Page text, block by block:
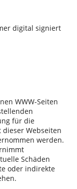
digital signiert
WWW-Seiten
für die
Webseiten
werden.
Schäden
oder indirekte